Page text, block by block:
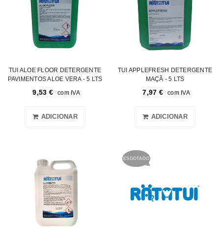
TUI ALOE FLOOR DETERGENTE
PAVIMENTOS ALOE VERA - 5 LTS
9,53 € com IVA
ADICIONAR
TUI APPLEFRESH DETERGENTE
MAÇÃ - 5 LTS
7,97 € com IVA
ADICIONAR
ESGOTADO